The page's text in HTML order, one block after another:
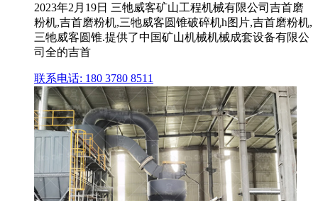
2023年2月19日 三牠威客矿山工程机械有限公司吉首磨
粉机,吉首磨粉机,三牠威客圆锥破碎机h图片,吉首磨粉机,
三牠威客圆锥.提供了中国矿山机械机械成套设备有限公
司全的吉首
联系电话: 180 3780 8511